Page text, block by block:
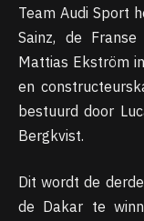
Team Audi Sport
Sainz, de
Mattias Ekström
en
bestuurd door
Bergkvist.
Dit wordt de
de Dakar te